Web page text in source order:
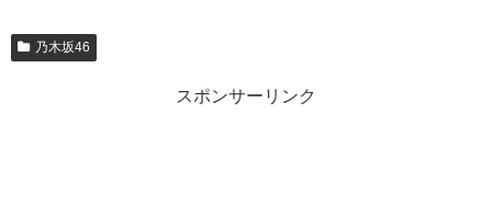
乃木坂46
スポンサーリンク